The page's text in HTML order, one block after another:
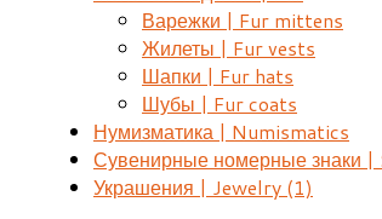
Варежки | Fur mittens
Жилеты | Fur vests
Шапки | Fur hats
Шубы | Fur coats
Нумизматика | Numismatics
Сувенирные номерные знаки |
Украшения | Jewelry (1)